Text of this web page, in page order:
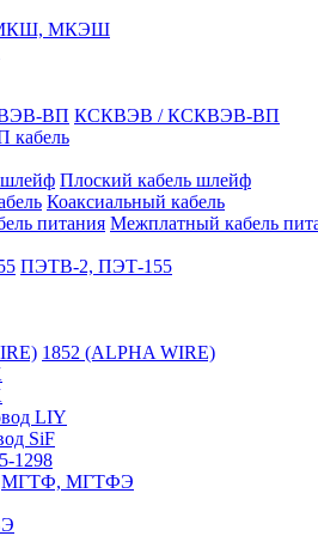
МКЭШ
КСКВЭВ / КСКВЭВ-ВП
кабель
Плоский кабель шлейф
Коаксиальный кабель
Межплатный кабель
ПЭТВ-2, ПЭТ-155
1852 (ALPHA WIRE)
LIY
SiF
1298
МГТФ, МГТФЭ